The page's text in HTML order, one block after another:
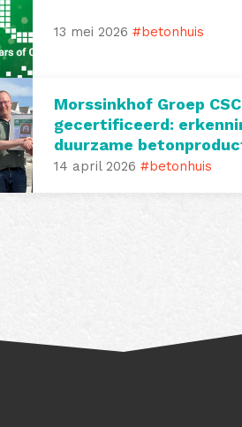
13 mei 2026 #betonhuis
Morssinkhof Groep
gecertificeerd:
duurzame
14 april 2026 #betonhuis